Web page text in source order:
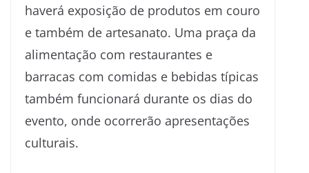
haverá exposição de produtos em couro
e também de artesanato. Uma praça da
alimentação com restaurantes e
barracas com comidas e bebidas típicas
também funcionará durante os dias do
evento, onde ocorrerão apresentações
culturais.